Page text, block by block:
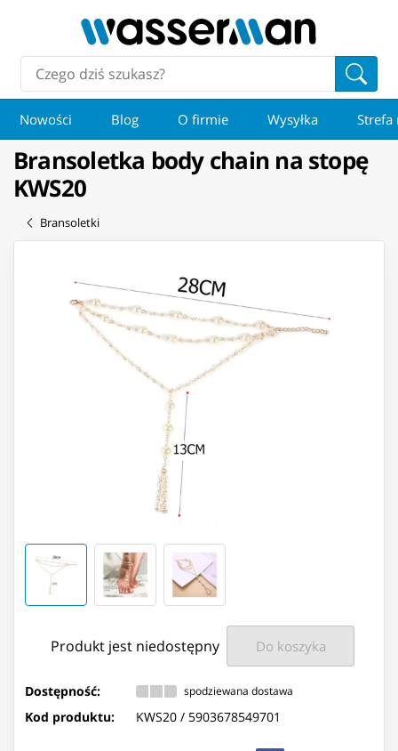
Nowości Blog O firmie Wysyłka Strefa
Bransoletka body chain na stopę
KWS20
Bransoletki
Produkt jest niedostępny Do koszyka
Dostępność: spodziewana dostawa
Kod produktu: KWS20 / 5903678549701